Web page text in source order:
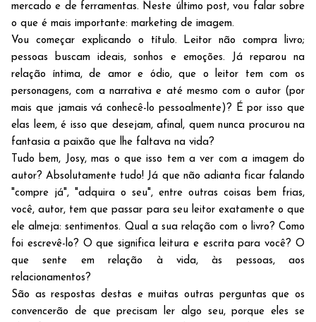
mercado e de ferramentas. Neste último post, vou falar sobre
o que é mais importante: marketing de imagem.
Vou começar explicando o título. Leitor não compra livro;
pessoas buscam ideais, sonhos e emoções. Já reparou na
relação íntima, de amor e ódio, que o leitor tem com os
personagens, com a narrativa e até mesmo com o autor (por
mais que jamais vá conhecê-lo pessoalmente)? É por isso que
elas leem, é isso que desejam, afinal, quem nunca procurou na
fantasia a paixão que lhe faltava na vida?
Tudo bem, Josy, mas o que isso tem a ver com a imagem do
autor? Absolutamente tudo! Já que não adianta ficar falando
"compre já", "adquira o seu", entre outras coisas bem frias,
você, autor, tem que passar para seu leitor exatamente o que
ele almeja: sentimentos. Qual a sua relação com o livro? Como
foi escrevê-lo? O que significa leitura e escrita para você? O
que sente em relação à vida, às pessoas, aos
relacionamentos?
São as respostas destas e muitas outras perguntas que os
convencerão de que precisam ler algo seu, porque eles se